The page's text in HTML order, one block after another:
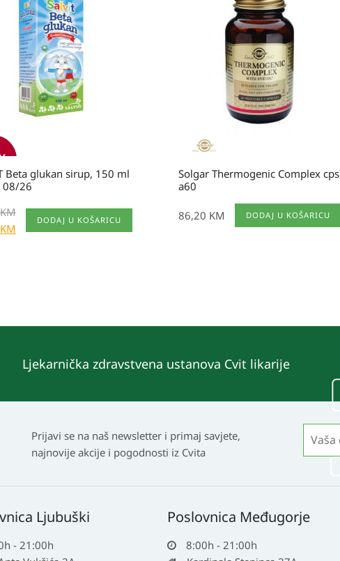
Beta glukan sirup, 150 ml
08/26
KM
KM.
KM
KM.
DODAJ U KOŠARICU
Solgar Thermogenic Complex cps
a60
86,20 KM DODAJ U KOŠARICU
Ljekarnička zdravstvena ustanova Cvit likarije
Prijavi se na naš newsletter i primaj savjete,
najnovije akcije i pogodnosti iz Cvita
Ljubuški
- 21:00h
Poslovnica Međugorje
8:00h - 21:00h